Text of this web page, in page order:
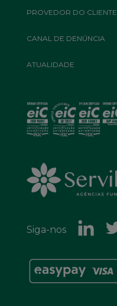
PROVEDOR DO CLIENTE
CANAL DE DENÚNCIA
ATUALIDADE
Siga-nos